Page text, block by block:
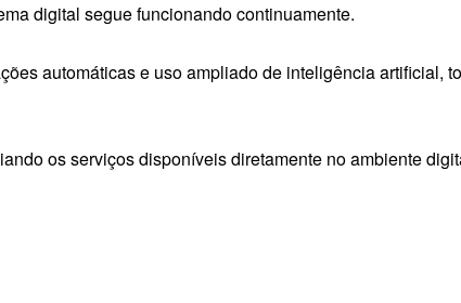
digital segue funcionando continuamente.
automáticas e uso ampliado de inteligência artificial,
os serviços disponíveis diretamente no ambiente